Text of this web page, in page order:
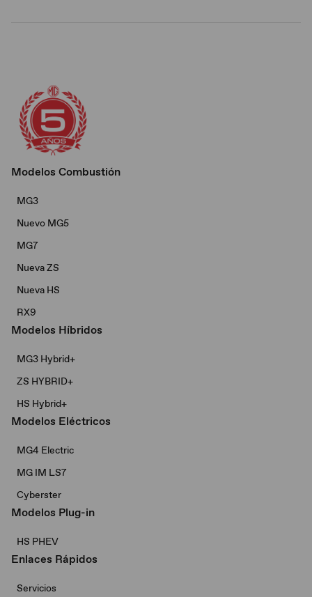
Modelos Combustión
MG3
Nuevo MG5
MG7
Nueva ZS
Nueva HS
RX9
Modelos Híbridos
MG3 Hybrid+​
ZS HYBRID+
HS Hybrid+
Modelos Eléctricos
MG4 Electric
MG IM LS7
Cyberster
Modelos Plug-in
HS PHEV
Enlaces Rápidos
Servicios